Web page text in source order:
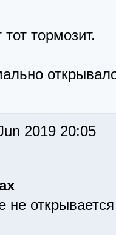
тормозит.
2019 20:05
не